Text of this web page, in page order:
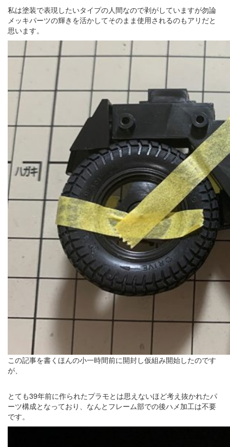
私は塗装で表現したいタイプの人間なので剥がしていますが勿論
メッキパーツの輝きを活かしてそのまま使用されるのもアリだと
思います。
この記事を書くほんの小一時間前に開封し仮組み開始したのです
が、
とても39年前に作られたプラモとは思えないほど考え抜かれたパ
ーツ構成となっており、なんとフレーム部での後ハメ加工は不要
です。